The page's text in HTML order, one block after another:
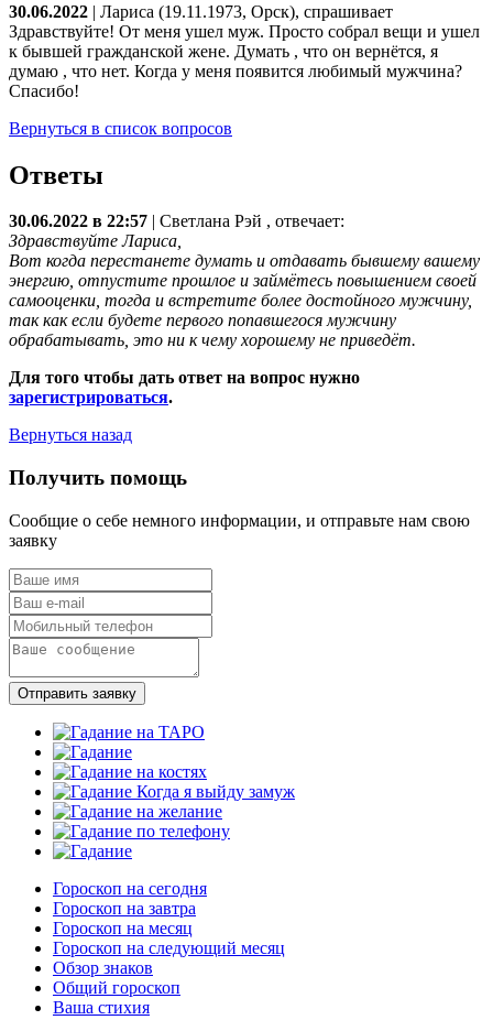
30.06.2022 | Лариса (19.11.1973, Орск), спрашивает
Здравствуйте! От меня ушел муж. Просто собрал вещи и ушел
к бывшей гражданской жене. Думать , что он вернётся, я
думаю , что нет. Когда у меня появится любимый мужчина?
Спасибо!
Вернуться в список вопросов
Ответы
30.06.2022 в 22:57 Светлана Рэй , отвечает:
Здравствуйте Лариса,
Вот когда перестанете думать и отдавать бывшему вашему
энергию, отпустите прошлое и займётесь повышением своей
самооценки, тогда и встретите более достойного мужчину,
так как если будете первого попавшегося мужчину
обрабатывать, это ни к чему хорошему не приведёт.
Для того чтобы дать ответ на вопрос нужно
зарегистрироваться.
Вернуться назад
Получить помощь
Сообщие о себе немного информации, и отправьте нам свою
заявку
Отправить заявку
Гороскоп на сегодня
Гороскоп на завтра
Гороскоп на месяц
Гороскоп на следующий месяц
Обзор знаков
Общий гороскоп
Ваша стихия